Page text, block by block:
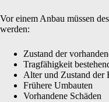
Vor einem Anbau müssen
werden:
Zustand der
Tragfähigkeit
Alter und Zustand der
Frühere Umbauten
Vorhandene Schäden